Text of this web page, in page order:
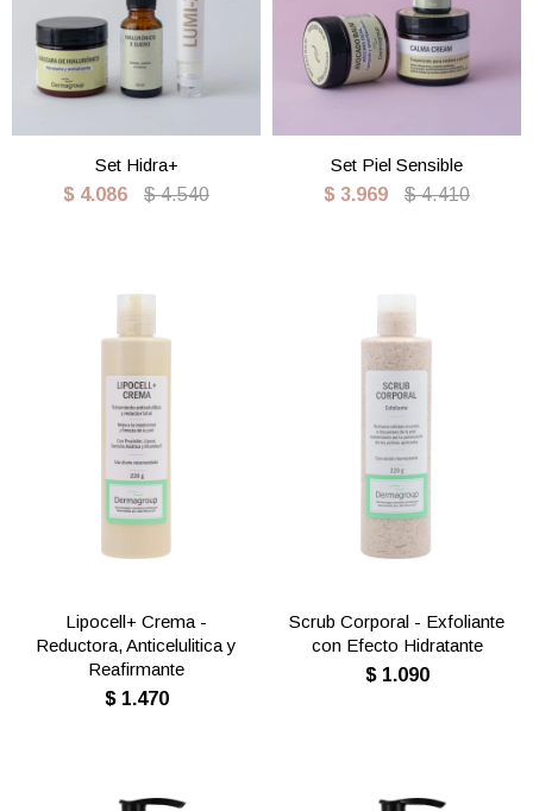
Set Hidra+
$ 4.086 $ 4.540
Set Piel Sensible
$ 3.969 $ 4.410
Lipocell+ Crema -
Reductora, Anticelulitica y
Reafirmante
$ 1.470
Scrub Corporal - Exfoliante
con Efecto Hidratante
$ 1.090